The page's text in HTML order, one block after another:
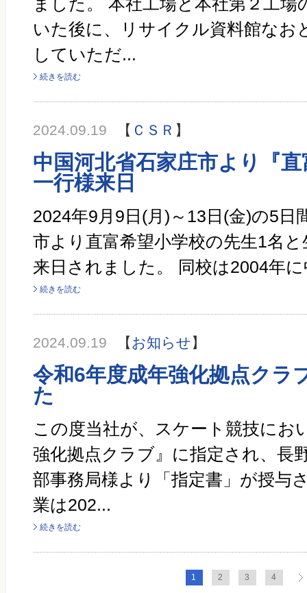
いた後に、リサイクル資料館なお
していただ...
続きを読む
2024.09.19 【 ＣＳＲ 】
中国河北省石家庄市より『
一行様来日
2024年9月9日(月)～13日(金)の5日
市より直富希望小学校の先生1名
来日されました。 同校は2004年
続きを読む
2024.09.19 【お知らせ 】
令和6年度成年強化拠点クラ
た
この度当社が、スケート競技にお
強化拠点クラブ』に指定され、長
部事務局様より「指定書」が授与
業は202...
続きを読む
1 2 3 4